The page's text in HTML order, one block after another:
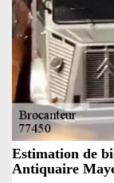
Estimation de
Antiquaire